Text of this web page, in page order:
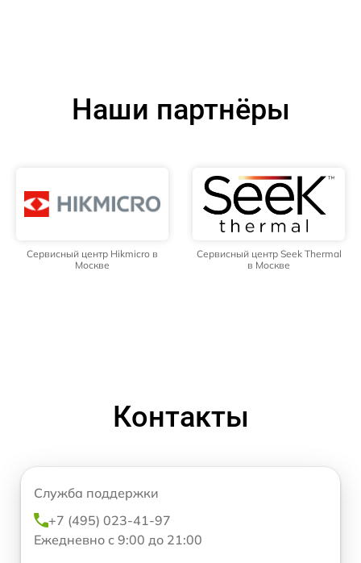
Наши партнёры
Сервисный центр Hikmicro в
Москве
Сервисный центр Seek Thermal
в Москве
Контакты
Служба поддержки
+7 (495) 023-41-97
Ежедневно с 9:00 до 21:00